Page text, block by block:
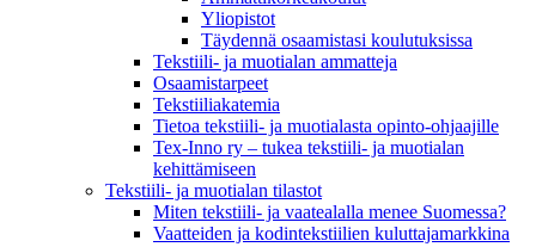
Yliopistot
Täydennä osaamistasi koulutuksissa
Tekstiili- ja muotialan ammatteja
Osaamistarpeet
Tekstiiliakatemia
Tietoa tekstiili- ja muotialasta opinto-ohjaajille
Tex-Inno ry – tukea tekstiili- ja muotialan
kehittämiseen
Tekstiili- ja muotialan tilastot
Miten tekstiili- ja vaatealalla menee Suomessa?
Vaatteiden ja kodintekstiilien kuluttajamarkkina